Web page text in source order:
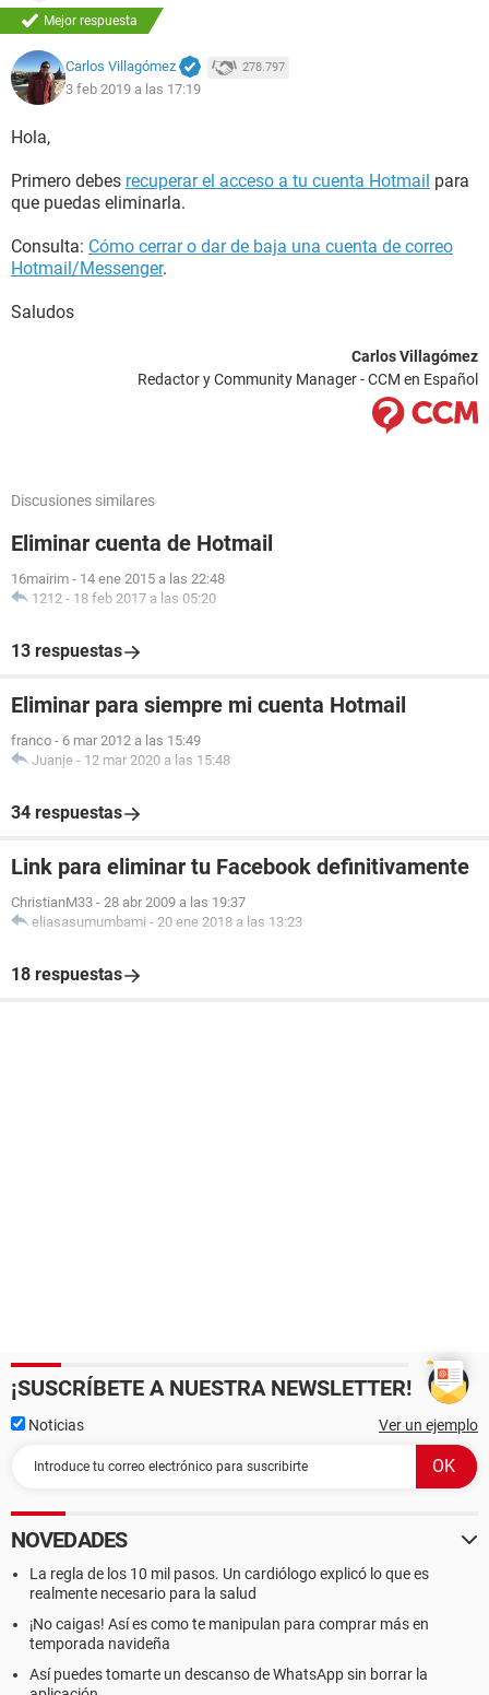
Mejor respuesta
Carlos Villagómez 278.797
3 feb 2019 a las 17:19
Hola,
Primero debes recuperar el acceso a tu cuenta Hotmail para
que puedas eliminarla.
Consulta: Cómo cerrar o dar de baja una cuenta de correo
Hotmail/Messenger.
Saludos
Carlos Villagómez
Redactor y Community Manager - CCM en Español
Discusiones similares
Eliminar cuenta de Hotmail
16mairim - 14 ene 2015 a las 22:48
1212 - 18 feb 2017 a las 05:20
13 respuestas
Eliminar para siempre mi cuenta Hotmail
franco - 6 mar 2012 a las 15:49
Juanje - 12 mar 2020 a las 15:48
34 respuestas
Link para eliminar tu Facebook definitivamente
ChristianM33 - 28 abr 2009 a las 19:37
eliasasumumbami - 20 ene 2018 a las 13:23
18 respuestas
¡SUSCRÍBETE A NUESTRA NEWSLETTER!
Noticias Ver un ejemplo
NOVEDADES
La regla de los 10 mil pasos. Un cardiólogo explicó lo que es
realmente necesario para la salud
¡No caigas! Así es como te manipulan para comprar más en
temporada navideña
Así puedes tomarte un descanso de WhatsApp sin borrar la